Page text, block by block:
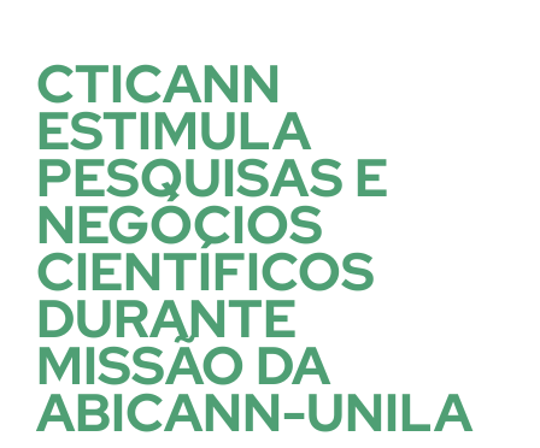
CTICANN
ESTIMULA
PESQUISAS E
NEGÓCIOS
CIENTÍFICOS
DURANTE
MISSÃO DA
ABICANN-UNILA